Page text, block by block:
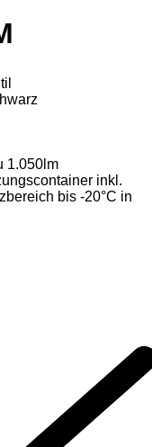
1.050lm
inkl.
bis -20°C in